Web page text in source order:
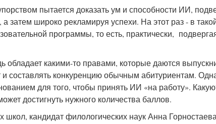
пытается доказать ум и способности ИИ,
затем широко рекламируя успехи. На этот раз - в
программы, то есть, практически,
какими-то правами, которые даются
составлять конкуренцию обычным абитуриентам.
для того, чтобы принять ИИ «на работу».
достигнуть нужного количества баллов.
школ, кандидат филологических наук Анна Горностаева